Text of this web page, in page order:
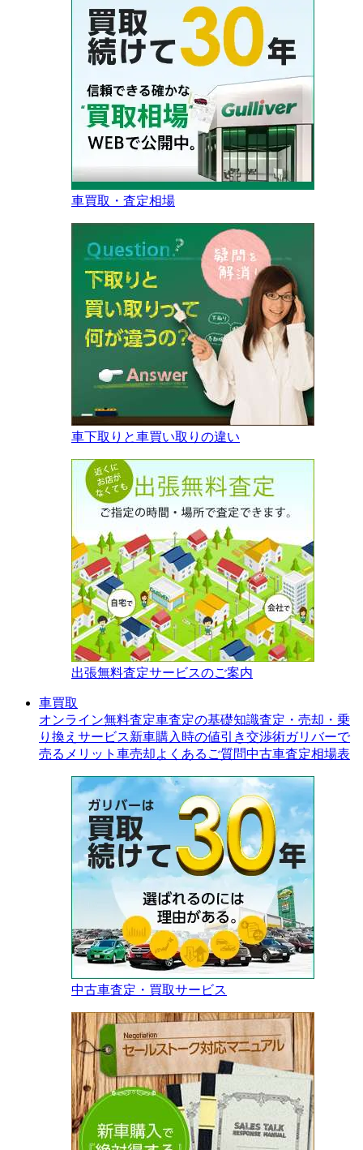
車買取・査定相場
車下取りと車買い取りの違い
出張無料査定サービスのご案内
車買取
オンライン無料査定車査定の基礎知識査定・売却・乗
り換えサービス新車購入時の値引き交渉術ガリバーで
売るメリット 車売却よくあるご質問中古車査定相場表
中古車査定・買取サービス